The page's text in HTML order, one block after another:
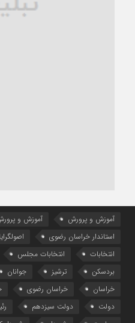
آموزش و پرورش آموزش و
استاندار خراسان رضوی
انتخابات
انتخابات مجلس
بردسکن
ترشیز جوانان
خراسان
خراسان رضوی
دولت
دولت سیزدهم